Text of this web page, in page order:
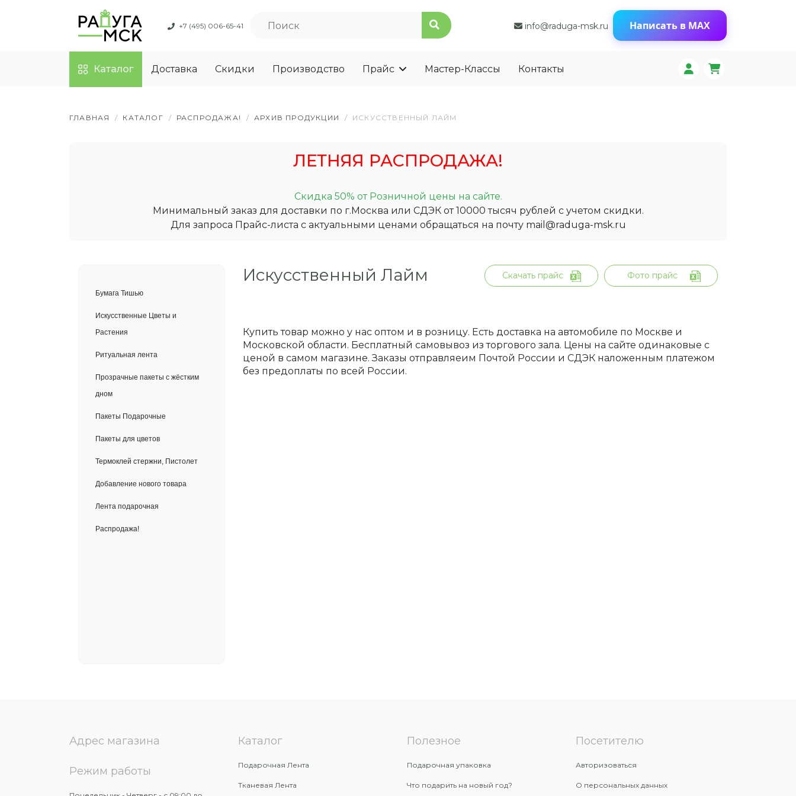
+7 (495) 006-65-41 info@raduga-msk.ru Написать в MAX
Каталог Доставка Скидки Производство Прайс Мастер-Классы Контакты
ГЛАВНАЯ / КАТАЛОГ / РАСПРОДАЖА! / АРХИВ ПРОДУКЦИИ / ИСКУССТВЕННЫЙ ЛАЙМ
ЛЕТНЯЯ РАСПРОДАЖА!
Скидка 50% от Розничной цены на сайте.
Минимальный заказ для доставки по г.Москва или СДЭК от 10000 тысяч рублей с учетом скидки.
Для запроса Прайс-листа с актуальными ценами обращаться на почту mail@raduga-msk.ru
Бумага Тишью
Искусственные Цветы и
Растения
Ритуальная лента
Прозрачные пакеты с жёстким
дном
Пакеты Подарочные
Пакеты для цветов
Термоклей стержни, Пистолет
Добавление нового товара
Лента подарочная
Распродажа!
Искусственный Лайм Скачать прайс Фото прайс
Купить товар можно у нас оптом и в розницу. Есть доставка на автомобиле по Москве и
Московской области. Бесплатный самовывоз из торгового зала. Цены на сайте одинаковые с
ценой в самом магазине. Заказы отправляеим Почтой России и СДЭК наложенным платежом
без предоплаты по всей России.
Адрес магазина
Режим работы
Каталог
Подарочная Лента
Тканевая Лента
Полезное
Подарочная упаковка
Что подарить на новый год?
Посетителю
Авторизоваться
О персональных данных